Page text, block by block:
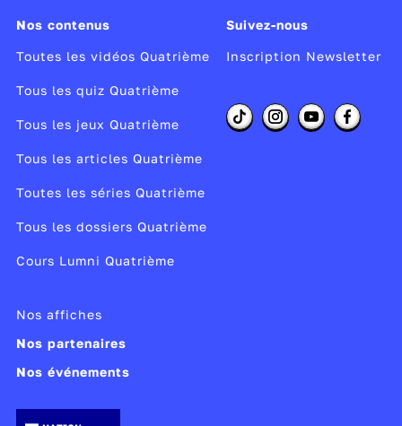
Nos contenus
Toutes les vidéos Quatrième
Tous les quiz Quatrième
Tous les jeux Quatrième
Tous les articles Quatrième
Toutes les séries Quatrième
Tous les dossiers Quatrième
Cours Lumni Quatrième
Suivez-nous
Inscription Newsletter
Nos affiches
Nos partenaires
Nos événements